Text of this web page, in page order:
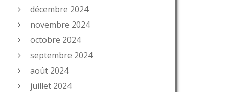
décembre 2024
novembre 2024
octobre 2024
septembre 2024
août 2024
juillet 2024